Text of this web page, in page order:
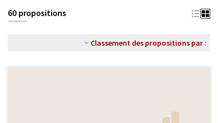
60 propositions
Classement des propositions par :